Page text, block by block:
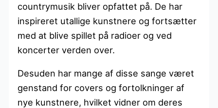
countrymusik bliver opfattet på. De har
inspireret utallige kunstnere og fortsætter
med at blive spillet på radioer og ved
koncerter verden over.
Desuden har mange af disse sange været
genstand for covers og fortolkninger af
nye kunstnere, hvilket vidner om deres